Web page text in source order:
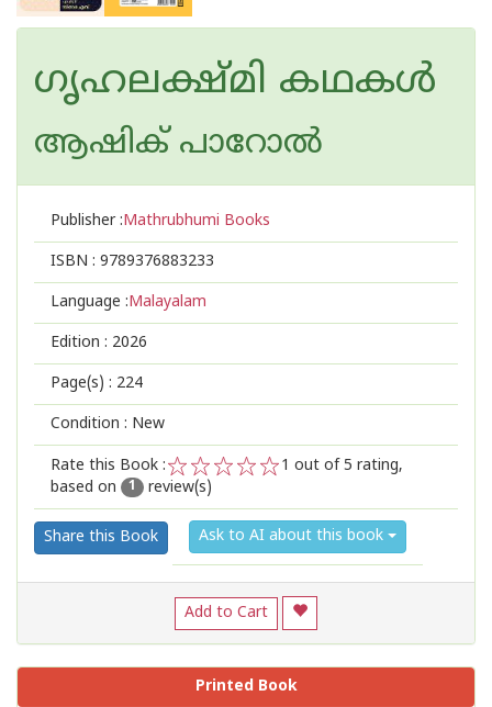
ഗൃഹലക്ഷ്മി കഥകൾ
ആഷിക് പാറോൽ
Publisher :Mathrubhumi Books
ISBN : 9789376883233
Language :Malayalam
Edition : 2026
Page(s) : 224
Condition : New
Rate this Book :
2
1
1 out of 5 rating,
based on
1 review(s)
Share this Book Ask to AI about this book
Add to Cart
Printed Book